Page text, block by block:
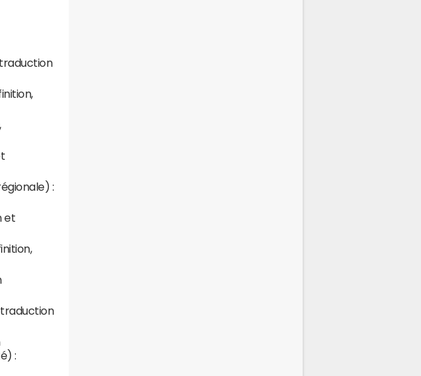
traduction
:
et
traduction
: